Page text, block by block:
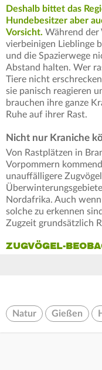
Deshalb bittet das
Hundebesitzer aber
Vorsicht. Während der
vierbeinigen Lieblinge
und die Spazierwege
Abstand halten. Wer
Tiere nicht
sie panisch reagieren
brauchen ihre ganze
Ruhe auf ihrer Rast.
Nicht nur Kraniche
Von Rastplätzen in
Vorpommern
unauffälligere
Nordafrika. Auch
solche zu erkennen
Zugzeit grundsätzlich
ZUGVÖGEL-
Natur Gießen